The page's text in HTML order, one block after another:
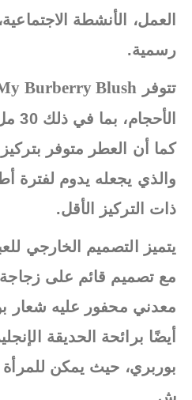
العمل، الأنشطة
رسمية.
تتوفر Burberry Blush
والذي يجعله يدوم لفترة
ذات التركيز الأقل.
يتميز التصميم الخارجي
مع تصميم قائم على
معدني محفور عليه شعار
أيضًا برائحة الحديقة
بوربري، حيث يمكن